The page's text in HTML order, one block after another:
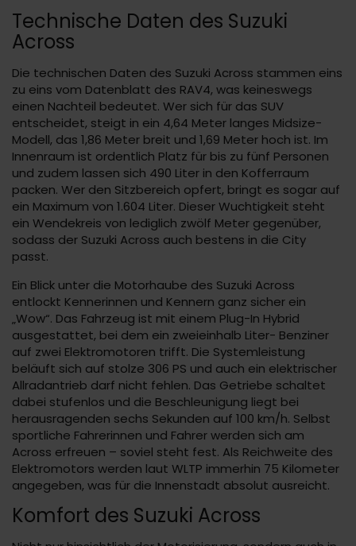
Technische Daten des Suzuki
Across
Die technischen Daten des Suzuki Across stammen eins
zu eins vom Datenblatt des RAV4, was keineswegs
einen Nachteil bedeutet. Wer sich für das SUV
entscheidet, steigt in ein 4,64 Meter langes Midsize-
Modell, das 1,86 Meter breit und 1,69 Meter hoch ist. Im
Innenraum ist ordentlich Platz für bis zu fünf Personen
und zudem lassen sich 490 Liter in den Kofferraum
packen. Wer den Sitzbereich opfert, bringt es sogar auf
ein Maximum von 1.604 Liter. Dieser Wuchtigkeit steht
ein Wendekreis von lediglich zwölf Meter gegenüber,
sodass der Suzuki Across auch bestens in die City
passt.
Ein Blick unter die Motorhaube des Suzuki Across
entlockt Kennerinnen und Kennern ganz sicher ein
„Wow“. Das Fahrzeug ist mit einem Plug-In Hybrid
ausgestattet, bei dem ein zweieinhalb Liter- Benziner
auf zwei Elektromotoren trifft. Die Systemleistung
beläuft sich auf stolze 306 PS und auch ein elektrischer
Allradantrieb darf nicht fehlen. Das Getriebe schaltet
dabei stufenlos und die Beschleunigung liegt bei
herausragenden sechs Sekunden auf 100 km/h. Selbst
sportliche Fahrerinnen und Fahrer werden sich am
Across erfreuen – soviel steht fest. Als Reichweite des
Elektromotors werden laut WLTP immerhin 75 Kilometer
angegeben, was für die Innenstadt absolut ausreicht.
Komfort des Suzuki Across